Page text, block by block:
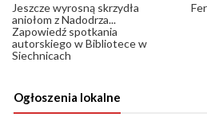
Jeszcze wyrosną skrzydła
aniołom z Nadodrza...
Zapowiedź spotkania
autorskiego w Bibliotece w
Siechnicach
Ogłoszenia lokalne